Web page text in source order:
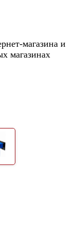
магазина и
магазинах